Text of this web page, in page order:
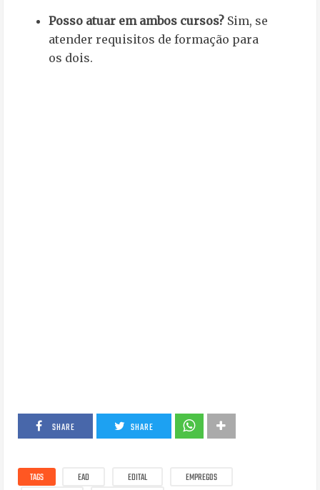
Posso atuar em ambos cursos?Sim, se
atender requisitos de formação para
os dois.
SHARE SHARE
TAGS EAD EDITAL EMPREGOS